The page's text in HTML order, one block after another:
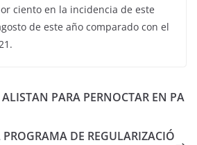
ciento en la incidencia de este
de este año comparado con el
PARA PERNOCTAR EN PA
DE REGULARIZACIÓ